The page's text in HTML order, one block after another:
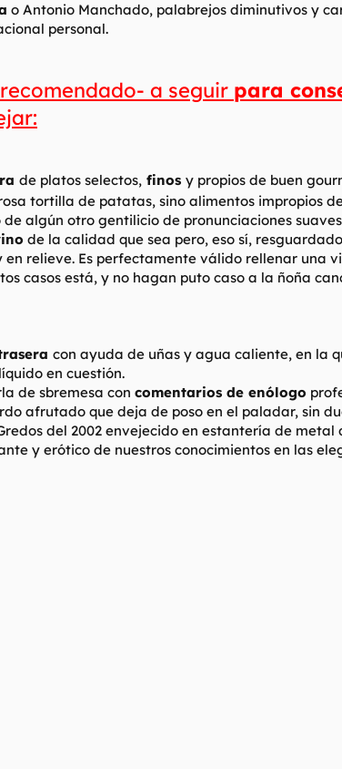
o Antonio Manchado, palabrejos diminutivos y
personal.
a seguir para
de platos selectos, finos y propios de buen
tortilla de patatas, sino alimentos impropios
algún otro gentilicio de pronunciaciones
de la calidad que sea pero, eso sí, resguardado
en relieve. Es perfectamente válido rellenar
casos está, y no hagan puto caso a la ñoña
con ayuda de uñas y agua caliente, en la
en cuestión.
de sbremesa con comentarios de enólogo
afrutado que deja de poso en el paladar, sin
del 2002 envejecido en estantería de
y erótico de nuestros conocimientos en las